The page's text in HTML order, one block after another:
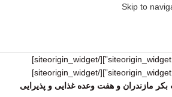
Skip to
[/siteorigin_widget]
[/siteorigin_widget]
مازندران و هفت وعده غذایی و پذیرایی